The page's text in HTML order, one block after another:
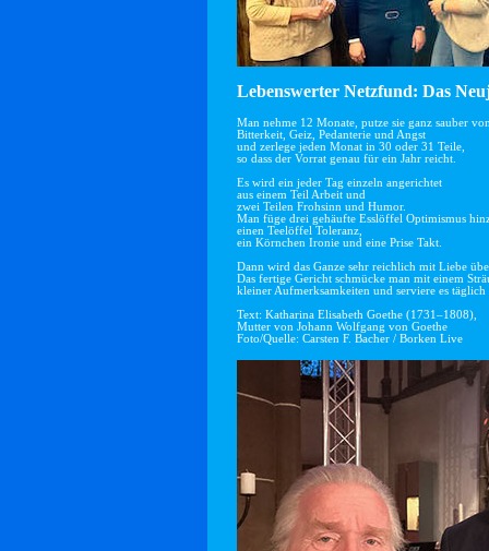
Lebenswerter Netzfund: Das
Man nehme 12 Monate, putze sie ganz sauber
Bitterkeit, Geiz, Pedanterie und Angst
und zerlege jeden Monat in 30 oder 31 Teile,
so dass der Vorrat genau für ein Jahr reicht.
Es wird ein jeder Tag einzeln angerichtet
aus einem Teil Arbeit und
zwei Teilen Frohsinn und Humor.
Man füge drei gehäufte Esslöffel Optimismus
einen Teelöffel Toleranz,
ein Körnchen Ironie und eine Prise Takt.
Dann wird das Ganze sehr reichlich mit Liebe
Das fertige Gericht schmücke man mit einem
kleiner Aufmerksamkeiten und serviere es
Text: Katharina Elisabeth Goethe (1731–1808),
Mutter von Johann Wolfgang von Goethe
Foto/Quelle: Carsten F. Bacher / Borken Live